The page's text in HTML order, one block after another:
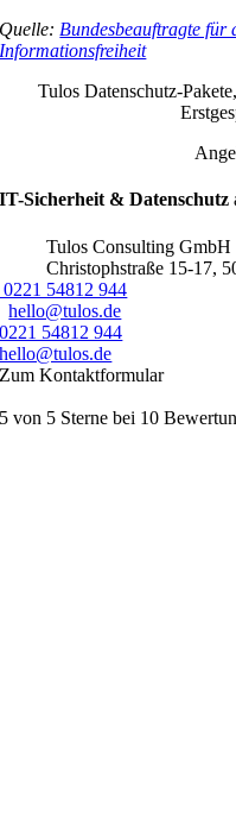
Quelle: Bundesbeauftragte für
Informationsfreiheit
Tulos Datenschutz-
IT-Sicherheit & Datenschutz
Tulos Consulting GmbH
Christophstraße 15-17,
0221 54812 944‬
hello@tulos.de
0221 54812 944‬
hello@tulos.de
Zum Kontaktformular
5 von 5 Sterne bei 10